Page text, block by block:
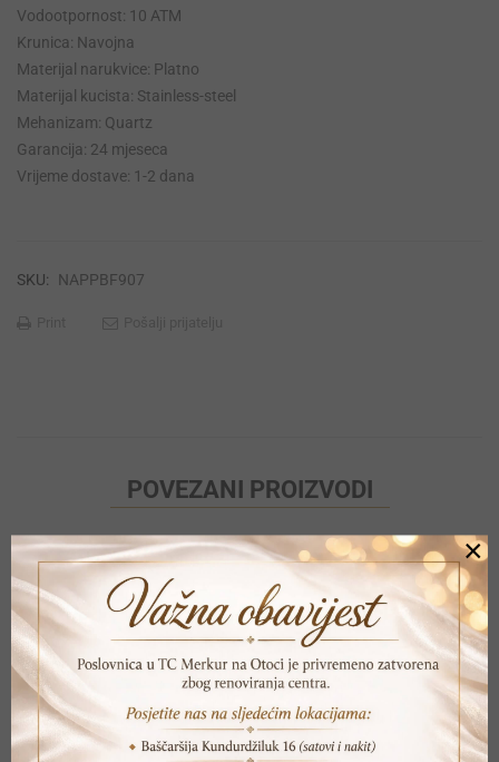
Vodootpornost: 10 ATM
Krunica: Navojna
Materijal narukvice: Platno
Materijal kucista: Stainless-steel
Mehanizam: Quartz
Garancija: 24 mjeseca
Vrijeme dostave: 1-2 dana
SKU: NAPPBF907
POVEZANI PROIZVODI
×